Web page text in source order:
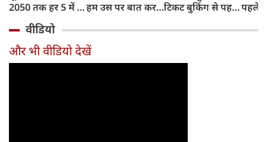
2050 तक हर 5 में 1
साल से ज्यादा उम्र का
हम उस पर बात कर टिकट बुकिंग से पहले
काम, जानें पूरा
पहले
और
वीडियो
और भी वीडियो देखें